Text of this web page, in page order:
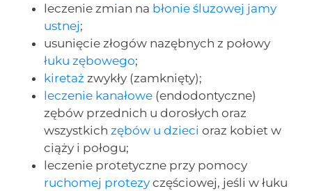
leczenie zmian na błonie śluzowej jamy
ustnej;
usunięcie złogów nazębnych z połowy
łuku zębowego;
kiretaż zwykły (zamknięty);
leczenie kanałowe (endodontyczne)
zębów przednich u dorosłych oraz
wszystkichzębów u dzieci oraz kobiet w
ciąży i połogu;
leczenie protetyczne przy pomocy
ruchomej protezy częściowej, jeśli w łuku